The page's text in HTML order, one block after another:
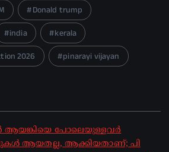
Donald trump
india
kerala
2026
pinarayi vijayan
പോലെയുള്ളവർ
ആയതല്ല, ആക്കിയതാണ്; പി